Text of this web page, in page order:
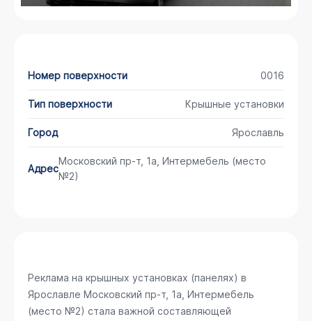
Номер поверхности 0016
Тип поверхности Крышные установки
Город Ярославль
Адрес
Московский пр-т, 1а, Интермебель (место
№2)
Реклама на крышных установках (панелях) в
Ярославле Московский пр-т, 1а, Интермебель
(место №2) стала важной составляющей